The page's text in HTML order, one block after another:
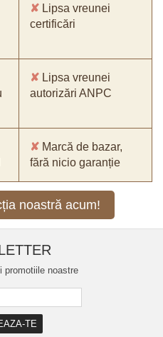
✘ Lipsa vreunei
certificări
✘ Lipsa vreunei
autorizări ANPC
✘ Marcă de bazar,
fără nicio garanție
noastră acum!
promotiile noastre